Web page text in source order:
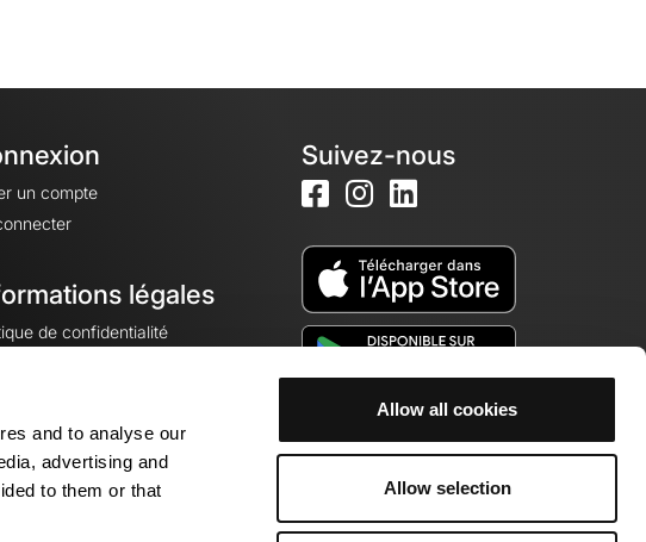
and to analyse our
advertising and
to them or that
Allow all cookies
Allow selection
un compte
légales
de confidentialité
légales
des cookies
Suivez-nous